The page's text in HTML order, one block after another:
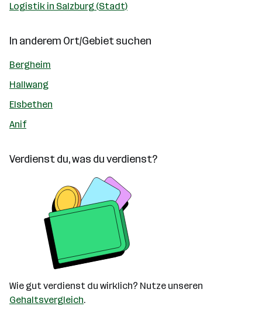
Logistik in Salzburg (Stadt)
In anderem Ort/Gebiet suchen
Bergheim
Hallwang
Elsbethen
Anif
Verdienst du, was du verdienst?
Wie gut verdienst du wirklich? Nutze unseren
Gehaltsvergleich.